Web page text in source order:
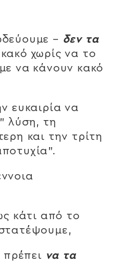
– δεν τα
χωρίς να το
να κάνουν κακό
ευκαιρία να
λύση, τη
και την τρίτη
κάτι από το
πρέπει να τα